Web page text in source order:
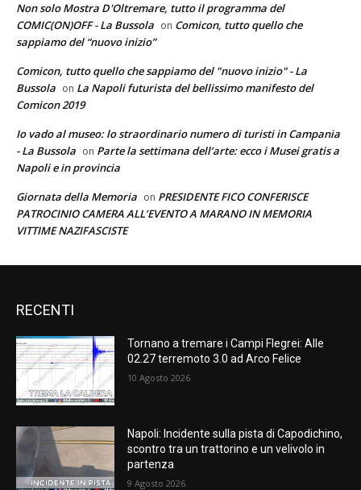
Non solo Mostra D'Oltremare, tutto il programma del
COMIC(ON)OFF - La Bussola on Comicon, tutto quello che
sappiamo del “nuovo inizio”
Comicon, tutto quello che sappiamo del "nuovo inizio" - La
Bussola on La Napoli futurista del bellissimo manifesto del
Comicon 2019
Io vado al museo: lo straordinario numero di turisti in Campania
- La Bussola on Parte la settimana dell’arte: ecco i Musei gratis a
Napoli e in provincia
Giornata della Memoria on PRESIDENTE FICO CONFERISCE
PATROCINIO CAMERA ALL’EVENTO A MARANO IN MEMORIA
VITTIME NAZIFASCISTE
RECENTI
Tornano a tremare i Campi Flegrei: Alle
02.27 terremoto 3.0 ad Arco Felice
10 Agosto 2026
Napoli: Incidente sulla pista di Capodichino,
scontro tra un trattorino e un velivolo in
partenza
9 Agosto 2026